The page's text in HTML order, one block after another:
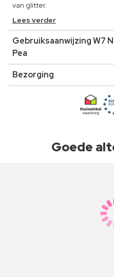
van glitter.
Lees verder
Gebruiksaanwijzing W7
Pea
Bezorging
Goede